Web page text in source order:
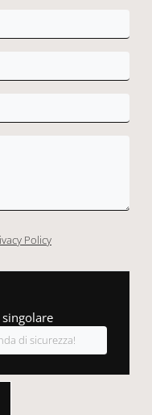
Policy